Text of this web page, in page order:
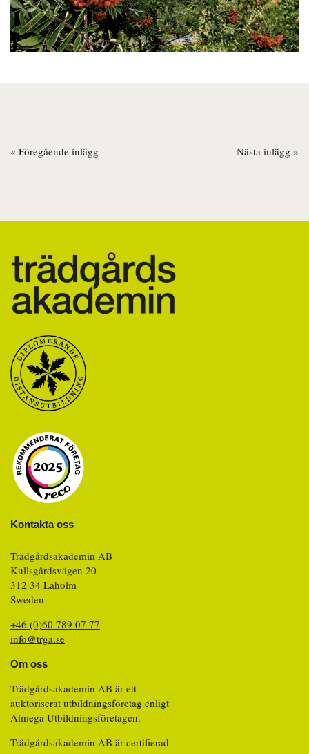
« Föregående inlägg Nästa inlägg »
Om oss
Trädgårdsakademin AB är ett
auktoriserat utbildningsföretag enligt
Almega Utbildningsföretagen.
Trädgårdsakademin AB är certifierad
Kontakta oss
Trädgårdsakademin AB
Kullsgårdsvägen 20
312 34 Laholm
Sweden
+46 (0)60 789 07 77
info@trga.se